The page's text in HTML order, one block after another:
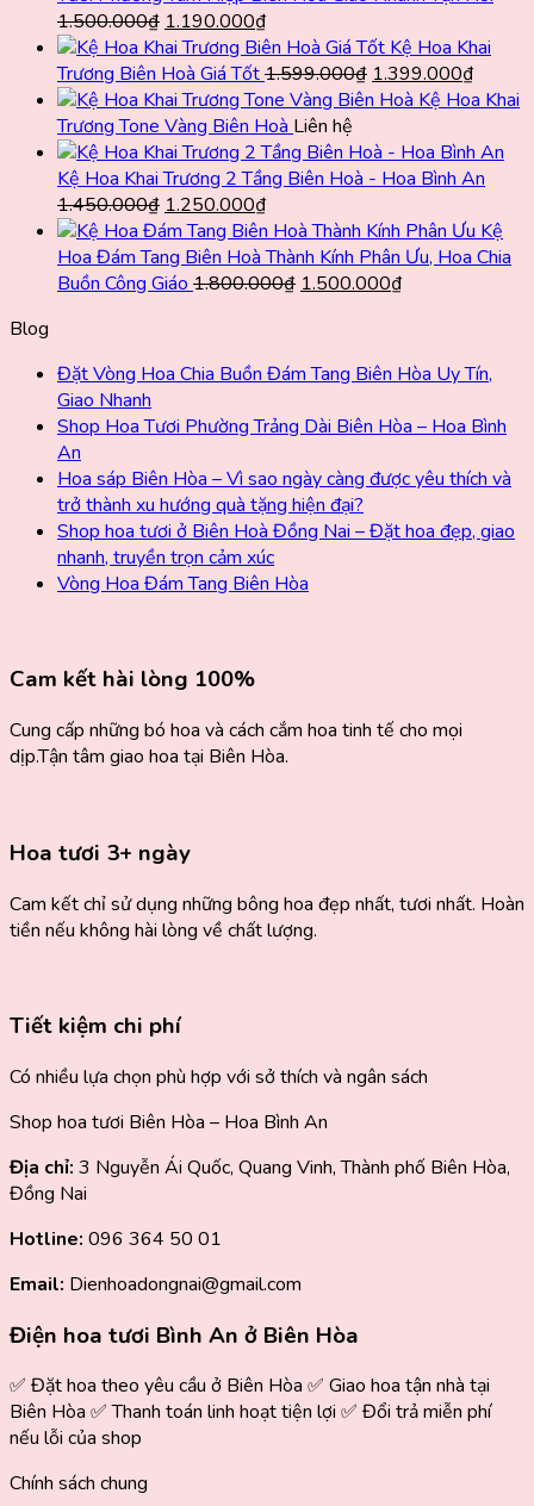
1.500.000₫ Giá
gốc
là:
1.500.000₫.
1.190.000₫Giá
hiện
tại
là:
1.190.000₫.
Kệ Hoa Khai
Trương Biên Hoà Giá Tốt1.599.000₫ Giá
gốc
1.599.000₫.
1.399.000₫Giá
hiện
là:
Kệ Hoa Khai
Trương Tone Vàng Biên Hoà Liên hệ
Kệ Hoa Khai Trương 2 Tầng Biên Hoà - Hoa Bình An
1.450.000₫ Giá
gốc
là:
1.450.000₫.
1.250.000₫Giá
hiện
tại
là:
Kệ
Hoa Đám Tang Biên Hoà Thành Kính Phân Ưu, Hoa Chia
Buồn Công Giáo 1.800.000₫ Giá
1.800.000₫.
1.500.000₫Giá
là:
1.500.000₫.
Blog
Đặt Vòng Hoa Chia Buồn Đám Tang Biên Hòa Uy Tín,
Giao Nhanh
Shop Hoa Tươi Phường Trảng Dài Biên Hòa – Hoa Bình
An
Hoa sáp Biên Hòa – Vì sao ngày càng được yêu thích và
trở thành xu hướng quà tặng hiện đại?
Shop hoa tươi ở Biên Hoà Đồng Nai – Đặt hoa đẹp, giao
nhanh, truyền trọn cảm xúc
Vòng Hoa Đám Tang Biên Hòa
Cam kết hài lòng 100%
Cung cấp những bó hoa và cách cắm hoa tinh tế cho mọi
dịp.Tận tâm giao hoa tại Biên Hòa.
Hoa tươi 3+ ngày
Cam kết chỉ sử dụng những bông hoa đẹp nhất, tươi nhất. Hoàn
tiền nếu không hài lòng về chất lượng.
Tiết kiệm chi phí
Có nhiều lựa chọn phù hợp với sở thích và ngân sách
Shop hoa tươi Biên Hòa – Hoa Bình An
Địa chỉ: 3 Nguyễn Ái Quốc, Quang Vinh, Thành phố Biên Hòa,
Đồng Nai
Hotline: 096 364 50 01
Email: Dienhoadongnai@gmail.com
Điện hoa tươi Bình An ở Biên Hòa
✅ Đặt hoa theo yêu cầu ở Biên Hòa ✅ Giao hoa tận nhà tại
Biên Hòa ✅ Thanh toán linh hoạt tiện lợi ✅ Đổi trả miễn phí
nếu lỗi của shop
Chính sách chung